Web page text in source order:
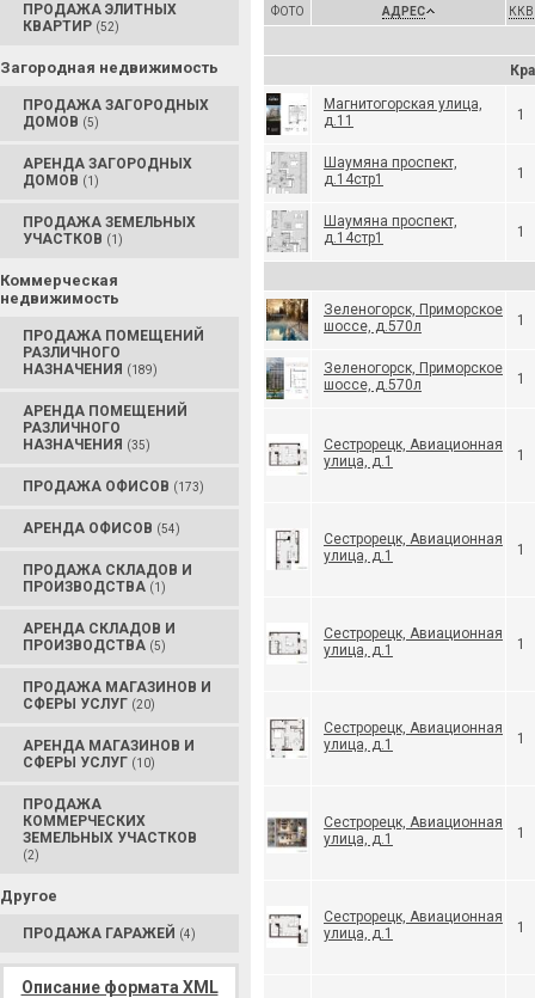
ПРОДАЖА ЭЛИТНЫХ
КВАРТИР (52)
Загородная недвижимость
ПРОДАЖА ЗАГОРОДНЫХ
ДОМОВ (5)
АРЕНДА ЗАГОРОДНЫХ
ДОМОВ (1)
ПРОДАЖА ЗЕМЕЛЬНЫХ
УЧАСТКОВ (1)
Коммерческая
недвижимость
ПРОДАЖА ПОМЕЩЕНИЙ
РАЗЛИЧНОГО
НАЗНАЧЕНИЯ (189)
АРЕНДА ПОМЕЩЕНИЙ
РАЗЛИЧНОГО
НАЗНАЧЕНИЯ (35)
ПРОДАЖА ОФИСОВ (173)
АРЕНДА ОФИСОВ (54)
ПРОДАЖА СКЛАДОВ И
ПРОИЗВОДСТВА (1)
АРЕНДА СКЛАДОВ И
ПРОИЗВОДСТВА (5)
ПРОДАЖА МАГАЗИНОВ И
СФЕРЫ УСЛУГ (20)
АРЕНДА МАГАЗИНОВ И
СФЕРЫ УСЛУГ (10)
ПРОДАЖА
КОММЕРЧЕСКИХ
ЗЕМЕЛЬНЫХ УЧАСТКОВ
(2)
Другое
ПРОДАЖА ГАРАЖЕЙ (4)
Описание формата XML
ФОТО АДРЕС ККВ
Магнитогорская улица,
д.11
1
Шаумяна проспект,
д.14стр1
1
Шаумяна проспект,
д.14стр1
1
Зеленогорск, Приморское
шоссе, д.570л
1
Зеленогорск, Приморское
шоссе, д.570л
1
Сестрорецк, Авиационная
улица, д.1
1
Сестрорецк, Авиационная
улица, д.1
1
Сестрорецк, Авиационная
улица, д.1
1
Сестрорецк, Авиационная
улица, д.1
1
Сестрорецк, Авиационная
улица, д.1
1
Сестрорецк, Авиационная
улица, д.1
1